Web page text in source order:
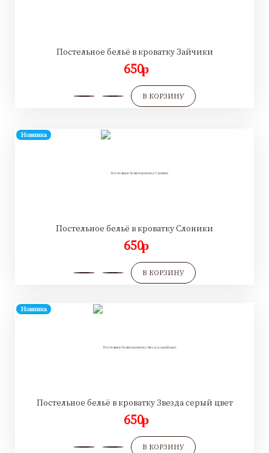
Постельное бельё в кроватку Зайчики
650p
В КОРЗИНУ
Новинка
Постельное бельё в кроватку Слоники
650p
В КОРЗИНУ
Новинка
Постельное бельё в кроватку Звезда серый цвет
650p
В КОРЗИНУ